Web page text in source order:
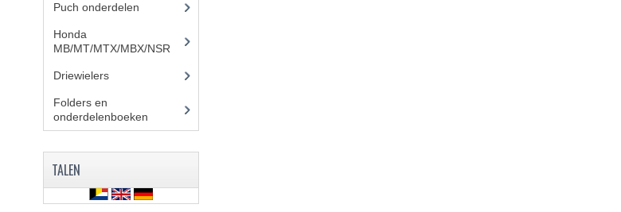
Puch onderdelen
Honda
MB/MT/MTX/MBX/NSR
Driewielers
Folders en
onderdelenboeken
TALEN